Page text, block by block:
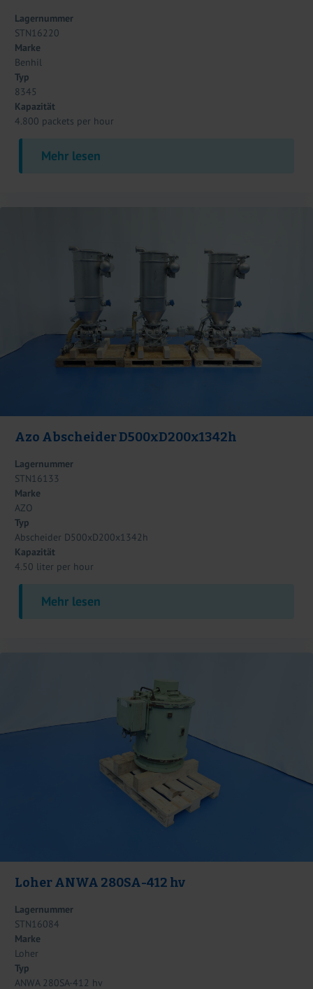
Lagernummer
STN16220
Marke
Benhil
Typ
8345
Kapazität
4.800 packets per hour
Mehr lesen
Azo Abscheider D500xD200x1342h
Lagernummer
STN16133
Marke
AZO
Typ
Abscheider D500xD200x1342h
Kapazität
4.50 liter per hour
Mehr lesen
Loher ANWA 280SA-412 hv
Lagernummer
STN16084
Marke
Loher
Typ
ANWA 280SA-412 hv